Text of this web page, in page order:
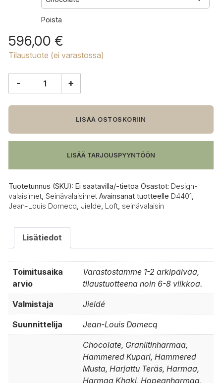
Poista
596,00 €
Tilaustuote (ei varastossa)
D4401
määrä
- +
LISÄÄ OSTOSKORIIN
LISÄÄ TARJOUSPYYNTÖÖN
Tuotetunnus (SKU): Ei saatavilla/-tietoa Osastot: Design-
valaisimet Seinävalaisimet Avainsanat tuotteelle D4401
Jean-Louis Domecq Jielde Loft seinävalaisin
Lisätiedot
Toimitusaika
arvio
Varastostamme 1-2 arkipäivää,
tilaustuotteena noin 6-8 viikkoa.
Valmistaja Jieldé
Suunnittelija Jean-Louis Domecq
Chocolate, Graniitinharmaa,
Hammered Kupari, Hammered
Musta, Harjattu Teräs, Harmaa,
Harmaa Khaki, Hopeanharmaa,